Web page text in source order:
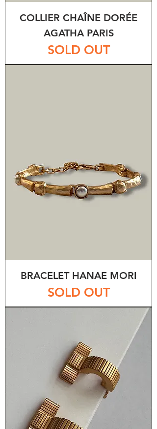
COLLIER CHAÎNE DORÉE
AGATHA PARIS
SOLD OUT
BRACELET HANAE MORI
SOLD OUT